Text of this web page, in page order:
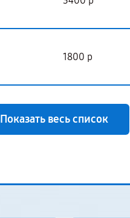
1800 р
Показать весь список